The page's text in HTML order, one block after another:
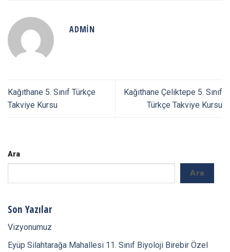
ADMIN
Kağıthane 5. Sınıf Türkçe
Takviye Kursu
Kağıthane Çeliktepe 5. Sınıf
Türkçe Takviye Kursu
Ara
Ara
Son Yazılar
Vizyonumuz
Eyüp Silahtarağa Mahallesi 11. Sınıf Biyoloji Birebir Özel